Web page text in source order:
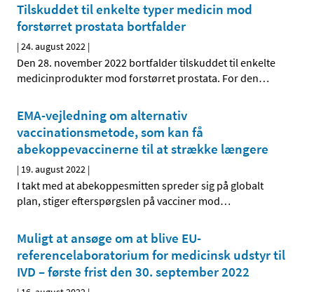
Tilskuddet til enkelte typer medicin mod
forstørret prostata bortfalder
|24. august 2022 |
Den 28. november 2022 bortfalder tilskuddet til enkelte
medicinprodukter mod forstørret prostata. For den…
EMA-vejledning om alternativ
vaccinationsmetode, som kan få
abekoppevaccinerne til at strække længere
| 19. august 2022 |
I takt med at abekoppesmitten spreder sig på globalt
plan, stiger efterspørgslen på vacciner mod…
Muligt at ansøge om at blive EU-
referencelaboratorium for medicinsk udstyr til
IVD – første frist den 30. september 2022